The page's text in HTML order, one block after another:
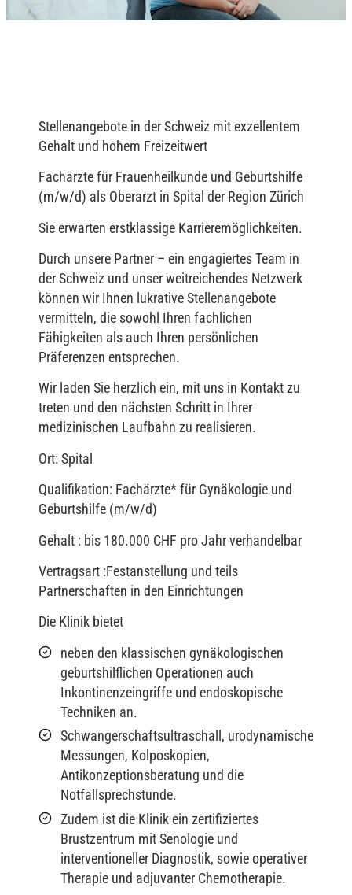
Stellenangebote in der Schweiz mit exzellentem
Gehalt und hohem Freizeitwert
Fachärzte für Frauenheilkunde und Geburtshilfe
(m/w/d) als Oberarzt in Spital der Region Zürich
Sie erwarten erstklassige Karrieremöglichkeiten.
Durch unsere Partner – ein engagiertes Team in
der Schweiz und unser weitreichendes Netzwerk
können wir Ihnen lukrative Stellenangebote
vermitteln, die sowohl Ihren fachlichen
Fähigkeiten als auch Ihren persönlichen
Präferenzen entsprechen.
Wir laden Sie herzlich ein, mit uns in Kontakt zu
treten und den nächsten Schritt in Ihrer
medizinischen Laufbahn zu realisieren.
Ort: Spital
Qualifikation: Fachärzte* für Gynäkologie und
Geburtshilfe (m/w/d)
Gehalt : bis 180.000 CHF pro Jahr verhandelbar
Vertragsart :Festanstellung und teils
Partnerschaften in den Einrichtungen
Die Klinik bietet
neben den klassischen gynäkologischen
geburtshilflichen Operationen auch
Inkontinenzeingriffe und endoskopische
Techniken an.
Schwangerschaftsultraschall, urodynamische
Messungen, Kolposkopien,
Antikonzeptionsberatung und die
Notfallsprechstunde.
Zudem ist die Klinik ein zertifiziertes
Brustzentrum mit Senologie und
interventioneller Diagnostik, sowie operativer
Therapie und adjuvanter Chemotherapie.